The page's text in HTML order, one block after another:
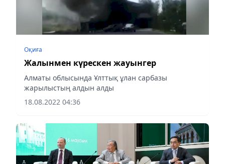
Оқиға
Жалынмен күрескен жауынгер
Алматы облысында Ұлттық ұлан сарбазы
жарылыстың алдын алды
18.08.2022 04:36